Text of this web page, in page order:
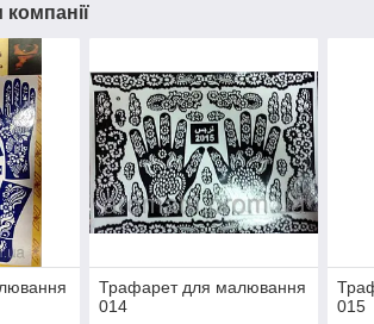
компанії
Трафарет для малювання
014
015